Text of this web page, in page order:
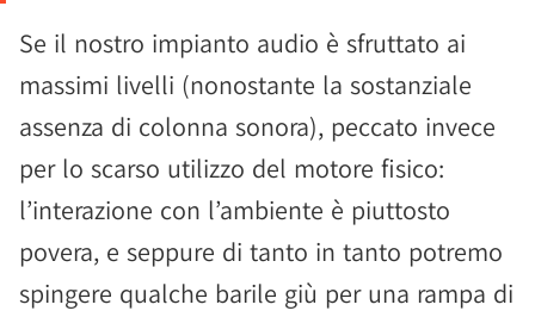
Se il nostro impianto audio è sfruttato ai
massimi livelli (nonostante la sostanziale
assenza di colonna sonora), peccato invece
per lo scarso utilizzo del motore fisico:
l’interazione con l’ambiente è piuttosto
povera, e seppure di tanto in tanto potremo
spingere qualche barile giù per una rampa di